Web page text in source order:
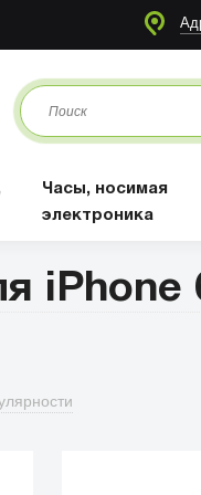
Часы, носимая
электроника
iPhone